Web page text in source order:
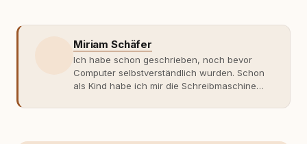
Miriam Schäfer
Ich habe schon geschrieben, noch bevor
Computer selbstverständlich wurden. Schon
als Kind habe ich mir die Schreibmaschine
getippt: Geschichten, Beobachtungen,